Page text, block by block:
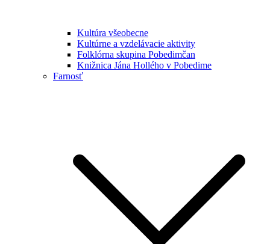
Kultúra všeobecne
Kultúrne a vzdelávacie aktivity
Folklórna skupina Pobedimčan
Knižnica Jána Hollého v Pobedime
Farnosť